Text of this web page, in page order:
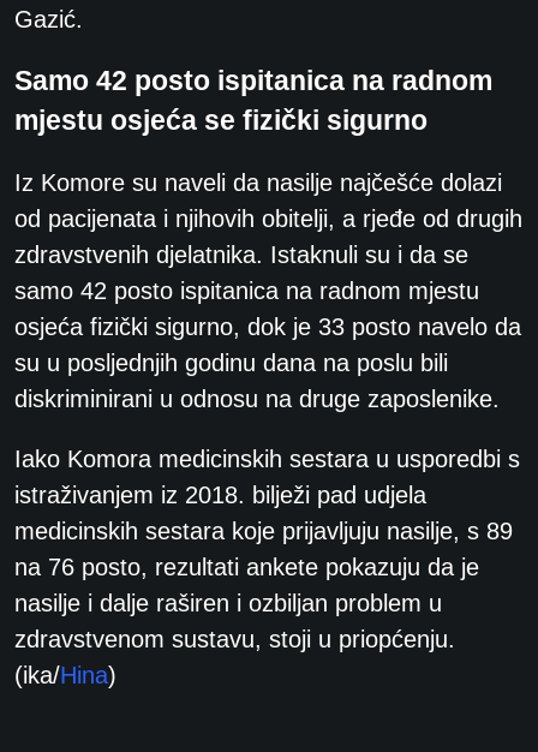
Gazić.
Samo 42 posto ispitanica na radnom
mjestu osjeća se fizički sigurno
Iz Komore su naveli da nasilje najčešće dolazi
od pacijenata i njihovih obitelji, a rjeđe od drugih
zdravstvenih djelatnika. Istaknuli su i da se
samo 42 posto ispitanica na radnom mjestu
osjeća fizički sigurno, dok je 33 posto navelo da
su u posljednjih godinu dana na poslu bili
diskriminirani u odnosu na druge zaposlenike.
Iako Komora medicinskih sestara u usporedbi s
istraživanjem iz 2018. bilježi pad udjela
medicinskih sestara koje prijavljuju nasilje, s 89
na 76 posto, rezultati ankete pokazuju da je
nasilje i dalje raširen i ozbiljan problem u
zdravstvenom sustavu, stoji u priopćenju.
(ika/Hina)